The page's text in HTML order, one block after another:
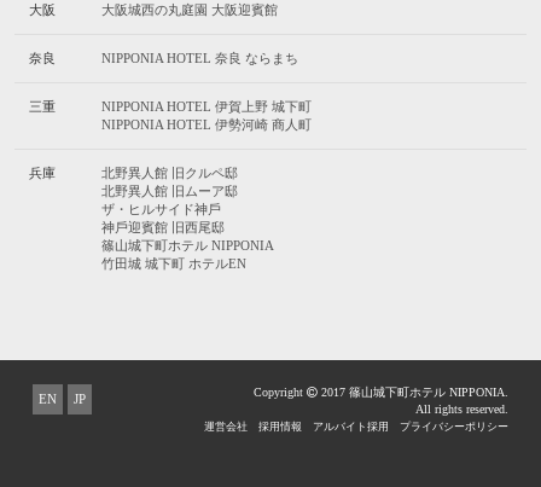
大阪 ⼤阪城⻄の丸庭園 ⼤阪迎賓館
奈良 NIPPONIA HOTEL 奈良 ならまち
三重
NIPPONIA HOTEL 伊賀上野 城下町
NIPPONIA HOTEL 伊勢河崎 商人町
兵庫
北野異人館 旧クルペ邸
北野異人館 旧ムーア邸
ザ・ヒルサイド神⼾
神⼾迎賓館 旧⻄尾邸
篠⼭城下町ホテル NIPPONIA
⽵⽥城 城下町 ホテルEN
EN JP Copyright
2017 篠山城下町ホテル NIPPONIA.
All rights reserved.
運営会社 採用情報 アルバイト採用 プライバシーポリシー